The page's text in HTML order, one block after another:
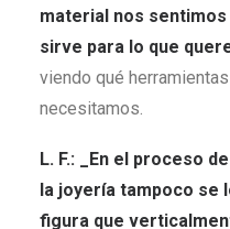
material nos
sirve para lo que
viendo qué
necesitamos.
L. F.: _En el proceso
la joyería tampoco se
figura que